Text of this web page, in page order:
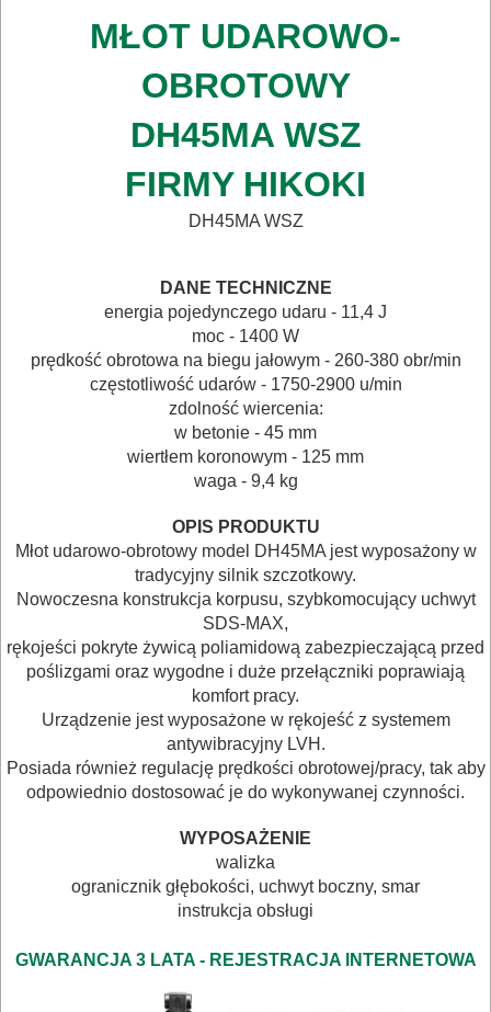
ELEKTRONARZĘDZIA
AKUMULATOROWE
OSPRZĘT
AKCESORIA
MAGAZYNOWANIE
TRANSPORTOWANIE
POMIAROWE
NARZĘDZIA
ELEKTRY..
GLAZURNICZE
AKCESORIA
MASZYNKI
URZĄDZENIA
BUDOWLANE
MASZYNY
DREWNA
MŁOT UDAROWO-
OBROTOWY
DH45MA WSZ
FIRMY HIKOKI
DH45MA WSZ
DANE TECHNICZNE
energia pojedynczego udaru - 11,4 J
moc - 1400 W
prędkość obrotowa na biegu jałowym - 260-380 obr/min
częstotliwość udarów - 1750-2900 u/min
zdolność wiercenia:
w betonie - 45 mm
wiertłem koronowym - 125 mm
waga - 9,4 kg
OPIS PRODUKTU
Młot udarowo-obrotowy model DH45MA jest wyposażony w
tradycyjny silnik szczotkowy.
Nowoczesna konstrukcja korpusu, szybkomocujący uchwyt
SDS-MAX,
rękojeści pokryte żywicą poliamidową zabezpieczającą przed
poślizgami oraz wygodne i duże przełączniki poprawiają
komfort pracy.
Urządzenie jest wyposażone w rękojeść z systemem
antywibracyjny LVH.
Posiada również regulację prędkości obrotowej/pracy, tak aby
odpowiednio dostosować je do wykonywanej czynności.
WYPOSAŻENIE
walizka
ogranicznik głębokości, uchwyt boczny, smar
instrukcja obsługi
GWARANCJA 3 LATA - REJESTRACJA INTERNETOWA